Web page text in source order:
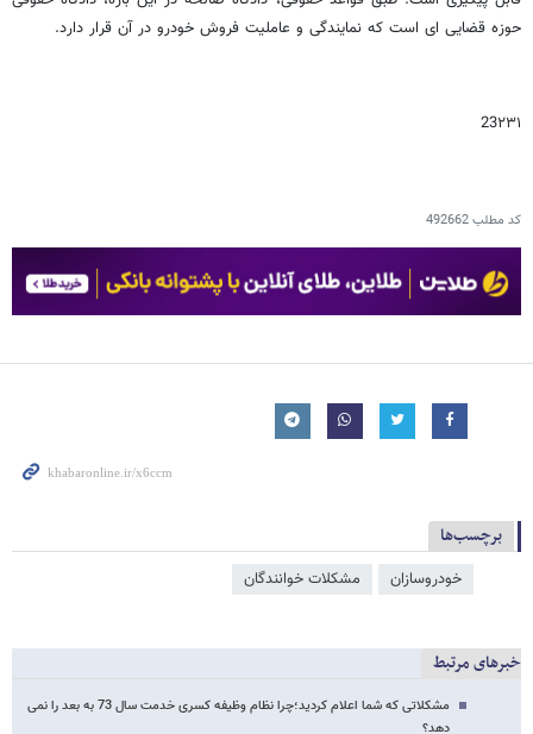
حوزه قضایی ای است که نمایندگی و عاملیت فروش خودرو در آن قرار دارد.
23۲۳۱
کد مطلب492662
برچسب‌ها
خودروسازان مشکلات خوانندگان
خبرهای مرتبط
مشکلاتی که شما اعلام کردید؛چرا نظام وظیفه کسری خدمت سال 73 به بعد را نمی
دهد؟